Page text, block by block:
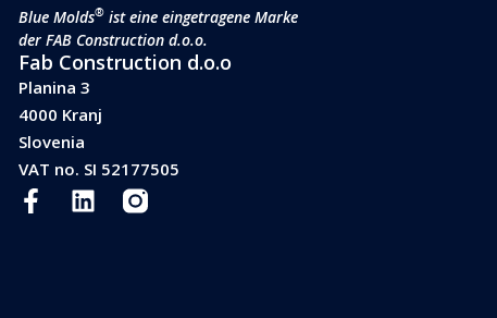
Blue Molds® ist eine eingetragene Marke
der FAB Construction d.o.o.
Fab Construction d.o.o
Planina 3
4000 Kranj
Slovenia
VAT no. SI 52177505